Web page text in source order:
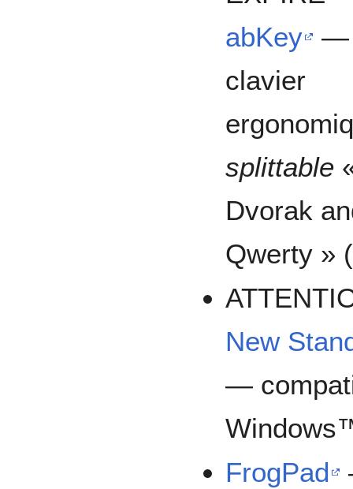
abKey
—
clavier
splittable
Dvorak
Qwerty »
New
—
FrogPad